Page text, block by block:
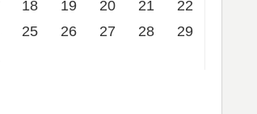
18 19 20 21
22
25 26 27 28
29